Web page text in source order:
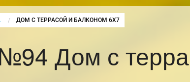
CURRENT:
ДОМ С ТЕРРАСОЙ И БАЛКОНОМ 6Х7
Дом с